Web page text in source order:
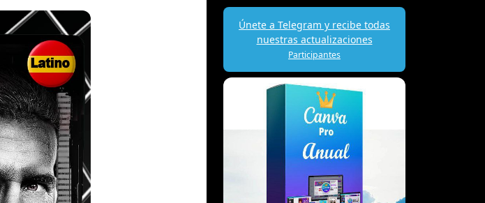
Únete a Telegram y recibe todas
nuestras actualizaciones
Participantes